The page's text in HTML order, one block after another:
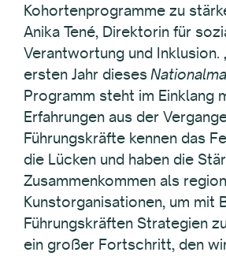
Kohortenprogramme zu
Anika Tené, Direktorin für
Verantwortung und Inklusion.
ersten Jahr dieses
Programm steht im Einklang
Erfahrungen aus der
Führungskräfte kennen das
die Lücken und haben die
Zusammenkommen als
Kunstorganisationen, um mit
Führungskräften Strategien
ein großer Fortschritt, den